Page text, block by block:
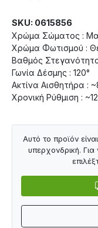
SKU: 0615856
Χρώμα Σώματος :
Χρώμα Φωτισμού :
Βαθμός
Γωνία Δέσμης : 120°
Ακτίνα Αισθητήρα :
Χρονική Ρύθμιση :
Αυτό το προϊόν
υπερχονδρική. Για